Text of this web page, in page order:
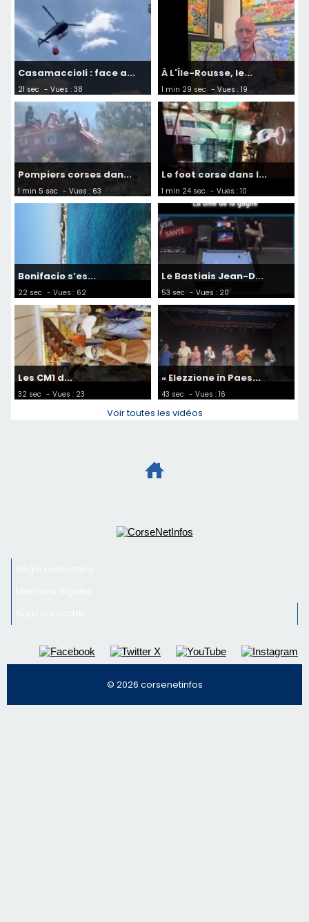
Casamaccioli : face a...
21 sec - Vues : 38
À L'Île-Rousse, le...
1 min 29 sec - Vues : 19
Pompiers corses dan...
1 min 5 sec - Vues : 63
Le foot corse dans l...
1 min 24 sec - Vues : 10
Bonifacio s’es...
22 sec - Vues : 62
Le Bastiais Jean-D...
53 sec - Vues : 20
Les CM1 d...
32 sec - Vues : 23
« Elezzione in Paes...
43 sec - Vues : 16
Voir toutes les vidéos
© 2026 corsenetinfos